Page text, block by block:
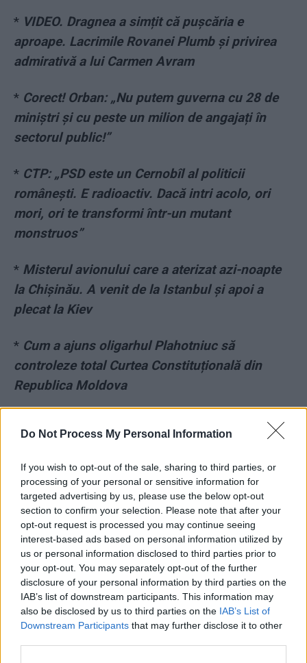
Do Not Process My Personal Information
If you wish to opt-out of the sale, sharing to third parties, or
processing of your personal or sensitive information for
targeted advertising by us, please use the below opt-out
section to confirm your selection. Please note that after your
opt-out request is processed you may continue seeing
interest-based ads based on personal information utilized by
us or personal information disclosed to third parties prior to
your opt-out. You may separately opt-out of the further
disclosure of your personal information by third parties on the
IAB’s list of downstream participants. This information may
also be disclosed by us to third parties on the IAB’s List of
Downstream Participants that may further disclose it to other
* VIDEO. Dragnea a simțit că pușcăria e
aproape. Lacrimile Rovanei Plumb și privirea
admirativă a lui Carmen Avram
* Corect! Orban: „Nu putem guverna cu 28 de
miniștri și cu peste un milion de angajați în
sectorul public!”
* CTP: „PSD este un Cernobîl al politicii
românești. E radioactiv. Dacă intri acolo, ori
mori, ori te transformi într-un mutant
monstruos”
* Misterul avionului care a aterizat azi-noapte
la Chișinău. A venit de la Istanbul și apoi a
plecat la Kiev
* Cum a ajuns oligarhul Plahotniuc să
controleze total Curtea Constituțională din
Republica Moldova
Continuă nebunia la Chișinău: țara are două
guverne și doi președinți! Curtea
Constituțională lucrează 100% pentru
Plahotniuc
*Cresc şansele Codruței Kovesi la şefia
Parchetului European! Candidatul francez
pierde teren după ultimele alegeri
*Dăncilă a angajat un condamnat definitiv, dar
l-a concediat când acesta a spus adevărul
despre falimentul României PSD-iste